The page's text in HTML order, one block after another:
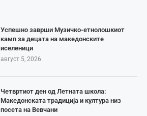
Успешно заврши Музичко-етнолошкиот
камп за децата на македонските
иселеници
август 5, 2026
Четвртиот ден од Летната школа:
Македонската традиција и култура низ
посета на Вевчани